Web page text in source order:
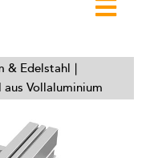
& Edelstahl
Vollaluminium